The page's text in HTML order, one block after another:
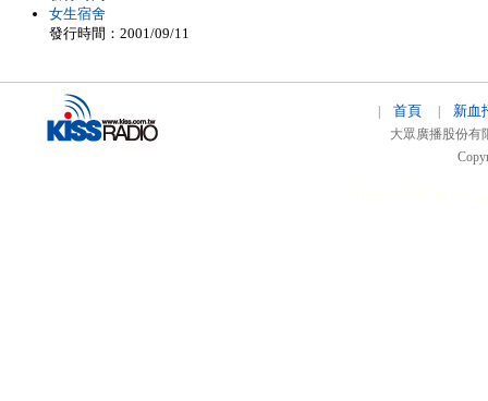
女生宿舍
發行時間：2001/09/11
| 首頁| 新血
大眾廣播股份有